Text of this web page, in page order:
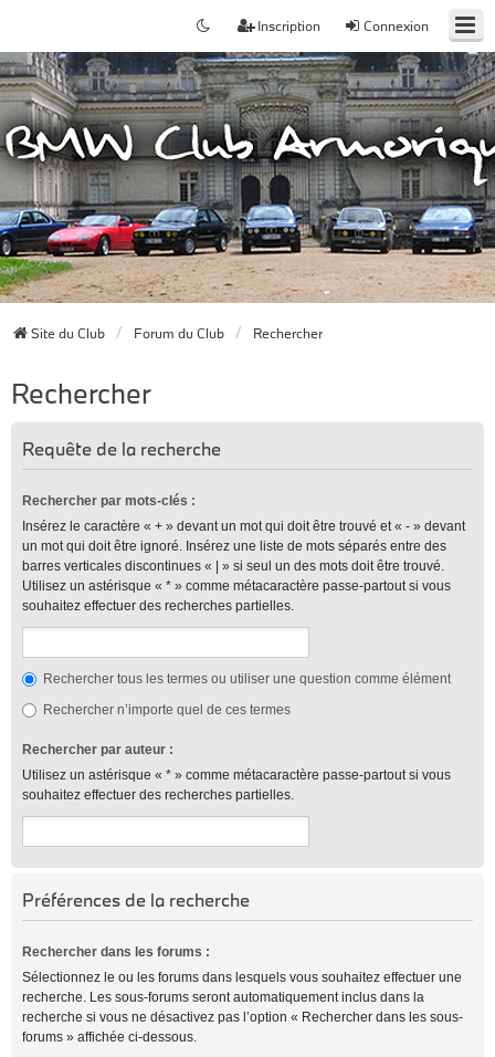
Connexion
Inscription
Site du Club Forum du Club Rechercher
Rechercher
Requête de la recherche
Rechercher par mots-clés :
Insérez le caractère « + » devant un mot qui doit être trouvé et « - » devant
un mot qui doit être ignoré. Insérez une liste de mots séparés entre des
barres verticales discontinues « | » si seul un des mots doit être trouvé.
Utilisez un astérisque « * » comme métacaractère passe-partout si vous
souhaitez effectuer des recherches partielles.
Rechercher tous les termes ou utiliser une question comme élément
Rechercher n’importe quel de ces termes
Rechercher par auteur :
Utilisez un astérisque « * » comme métacaractère passe-partout si vous
souhaitez effectuer des recherches partielles.
Préférences de la recherche
Rechercher dans les forums :
Sélectionnez le ou les forums dans lesquels vous souhaitez effectuer une
recherche. Les sous-forums seront automatiquement inclus dans la
recherche si vous ne désactivez pas l’option « Rechercher dans les sous-
forums » affichée ci-dessous.